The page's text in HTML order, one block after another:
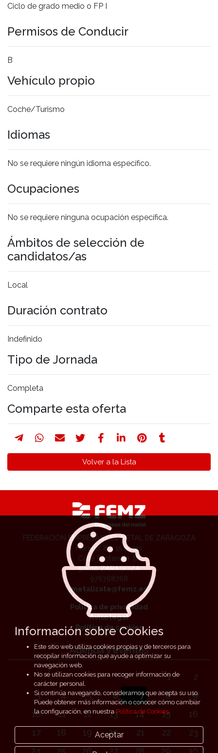
Ciclo de grado medio o FP I
Permisos de Conducir
B
Vehículo propio
Coche/Turismo
Idiomas
No se requiere ningún idioma específico.
Ocupaciones
No se requiere ninguna ocupación específica.
Ámbitos de selección de
candidatos/as
Local
Duración contrato
Indefinido
Tipo de Jornada
Completa
Comparte esta oferta
Volver a la Lista
FEDERACIÓN EMPRESAS DEL METAL DE ZARAGOZA
Horario: 8 a 15 horas
Calle Santander 36
50010 ZARAGOZA
976768768
metalizate@femz.es
Política de privacidad
Aviso legal
Política de cookies
Agenda y eventos
1
2
3
4 5 6 7 8
9
10
11 12 13 14 15
16
17
18 19 20 21 22
23
Información sobre Cookies
Este sitio web utiliza cookies propias y de terceros para
recopilar información que ayude a optimizar su
navegación web.
No se utilizan cookies para recoger información de
carácter personal.
Si continúa navegando, consideramos que acepta su uso.
Puede obtener más información o conocer cómo cambiar
la configuración, en nuestraPolítica de Cookies.
Aceptar